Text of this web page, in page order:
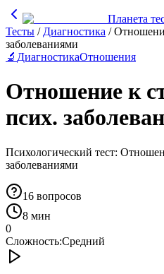
Планета
Тесты / Диагностика /
заболеваниями
🔬 ДиагностикаОтношения
Отношение к
псих.
Психологический тест:
заболеваниями
16 вопросов
8 мин
0
Сложность:Средний